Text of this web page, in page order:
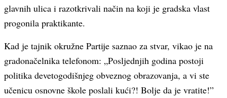
glavnih ulica i razotkrivali način na koji je gradska vlast
progonila praktikante.
Kad je tajnik okružne Partije saznao za stvar, vikao je na
gradonačelnika telefonom: „Posljednjih godina postoji
politika devetogodišnjeg obveznog obrazovanja, a vi ste
učenicu osnovne škole poslali kući?! Bolje da je vratite!”